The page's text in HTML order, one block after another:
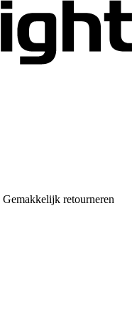
Gemakkelijk retourneren